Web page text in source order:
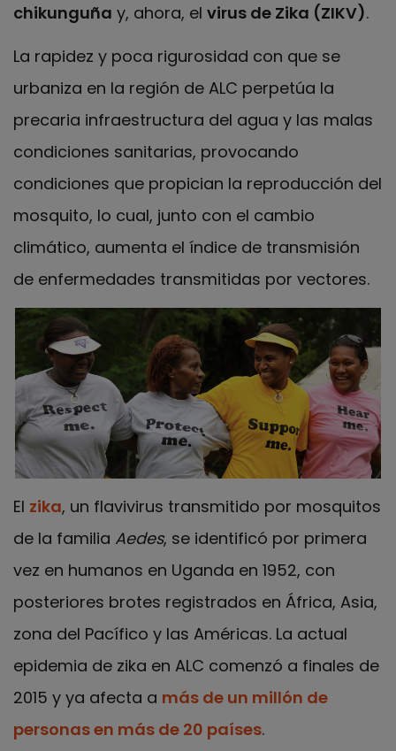
chikunguña y, ahora, el virus de Zika (ZIKV).
La rapidez y poca rigurosidad con que se
urbaniza en la región de ALC perpetúa la
precaria infraestructura del agua y las malas
condiciones sanitarias, provocando
condiciones que propician la reproducción del
mosquito, lo cual, junto con el cambio
climático, aumenta el índice de transmisión
de enfermedades transmitidas por vectores.
El zika, un flavivirus transmitido por mosquitos
de la familia Aedes, se identificó por primera
vez en humanos en Uganda en 1952, con
posteriores brotes registrados en África, Asia,
zona del Pacífico y las Américas. La actual
epidemia de zika en ALC comenzó a finales de
2015 y ya afecta a más de un millón de
personas en más de 20 países.